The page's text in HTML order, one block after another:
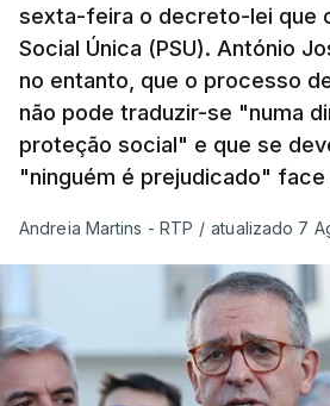
sexta-feira o decreto-lei que
Social Única (PSU). António
no entanto, que o processo
não pode traduzir-se "numa
proteção social" e que se
"ninguém é prejudicado" face
Andreia Martins - RTP / atualizado 7